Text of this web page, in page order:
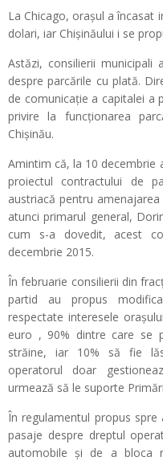
La Chicago, orașul a încasat
dolari, iar Chișinăului i se
Astăzi, consilierii municipali
despre parcările cu plată.
de comunicație a capitalei a
privire la funcționarea
Chișinău.
Amintim că, la 10 decembrie
proiectul contractului de
austriacă pentru
atunci primarul general,
cum s-a dovedit, acest
decembrie 2015.
În februarie consilierii din
partid au propus
respectate interesele
euro , 90% dintre care se
străine, iar 10% să fie
operatorul doar
urmează să le suporte
În regulamentul propus
pasaje despre dreptul
automobile și de a bloca